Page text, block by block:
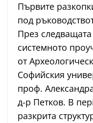
Първите
под
През
системното
от
Софийския
проф.
д-р Петков. В
разкрита